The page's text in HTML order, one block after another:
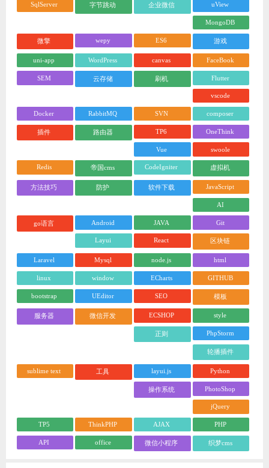
SqlServer 字节跳动 企业微信 uView
MongoDB
微擎 wepy ES6 游戏
uni-app WordPress canvas FaceBook
SEM 云存储 刷机 Flutter
vscode
Docker RabbitMQ SVN composer
插件 路由器 TP6 OneThink
Vue swoole
Redis 帝国cms CodeIgniter 虚拟机
方法技巧 防护 软件下载 JavaScript
AI
go语言 Android JAVA Git
Layui React 区块链
Laravel Mysql node.js html
linux window ECharts GITHUB
bootstrap UEditor SEO 模板
服务器 微信开发 ECSHOP style
正则 PhpStorm
轮播插件
sublime text 工具 layui.js Python
操作系统 PhotoShop
jQuery
TP5 ThinkPHP AJAX PHP
API office 微信小程序 织梦cms